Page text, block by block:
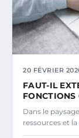
20 FÉVRIER
FAUT-IL
FONCTIONS
Dans le
ressources et la